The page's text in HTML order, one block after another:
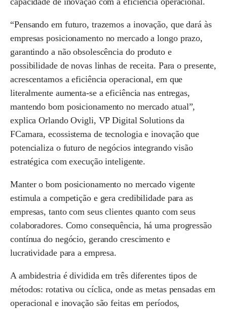
“Pensando em futuro, trazemos a inovação, que dará às
empresas posicionamento no mercado a longo prazo,
garantindo a não obsolescência do produto e
possibilidade de novas linhas de receita. Para o presente,
acrescentamos a eficiência operacional, em que
literalmente aumenta-se a eficiência nas entregas,
mantendo bom posicionamento no mercado atual”,
explica Orlando Ovigli, VP Digital Solutions da
FCamara, ecossistema de tecnologia e inovação que
potencializa o futuro de negócios integrando visão
estratégica com execução inteligente.
Manter o bom posicionamento no mercado vigente
estimula a competição e gera credibilidade para as
empresas, tanto com seus clientes quanto com seus
colaboradores. Como consequência, há uma progressão
contínua do negócio, gerando crescimento e
lucratividade para a empresa.
A ambidestria é dividida em três diferentes tipos de
métodos: rotativa ou cíclica, onde as metas pensadas em
operacional e inovação são feitas em períodos,